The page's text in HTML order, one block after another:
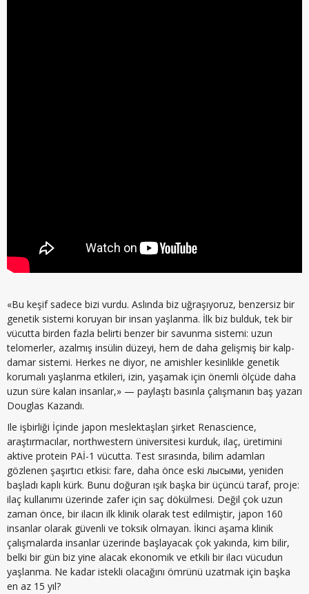
«Bu keşif sadece bizi vurdu. Aslında biz uğraşıyoruz, benzersiz bir
genetik sistemi koruyan bir insan yaşlanma. İlk biz bulduk, tek bir
vücutta birden fazla belirti benzer bir savunma sistemi: uzun
telomerler, azalmış insülin düzeyi, hem de daha gelişmiş bir kalp-
damar sistemi. Herkes ne diyor, ne amishler kesinlikle genetik
korumalı yaşlanma etkileri, izin, yaşamak için önemli ölçüde daha
uzun süre kalan insanlar,» — paylaştı basınla çalışmanın baş yazarı
Douglas Kazandı.
Ile işbirliği İçinde japon meslektaşları şirket Renascience,
araştırmacılar, northwestern üniversitesi kurduk, ilaç, üretimini
aktive protein PAİ-1 vücutta. Test sırasında, bilim adamları
gözlenen şaşırtıcı etkisi: fare, daha önce eski лысыми, yeniden
başladı kaplı kürk. Bunu doğuran ışık başka bir üçüncü taraf, proje:
ilaç kullanımı üzerinde zafer için saç dökülmesi. Değil çok uzun
zaman önce, bir ilacın ilk klinik olarak test edilmiştir, japon 160
insanlar olarak güvenli ve toksik olmayan. İkinci aşama klinik
çalışmalarda insanlar üzerinde başlayacak çok yakında, kim bilir,
belki bir gün biz yine alacak ekonomik ve etkili bir ilacı vücudun
yaşlanma. Ne kadar istekli olacağını ömrünü uzatmak için başka
en az 15 yıl?